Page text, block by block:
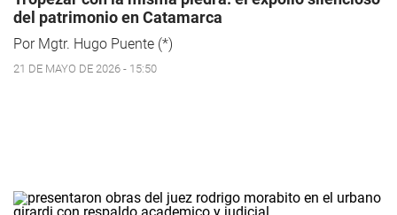
del patrimonio en Catamarca
Por Mgtr. Hugo Puente (*)
21 DE MAYO DE 2026 - 15:50